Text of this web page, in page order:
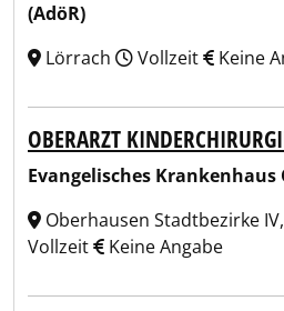
(AdöR)
Lörrach
Vollzeit Keine
OBERARZT
Evangelisches Krankenhaus
Oberhausen Stadtbezirke
Vollzeit
Keine Angabe